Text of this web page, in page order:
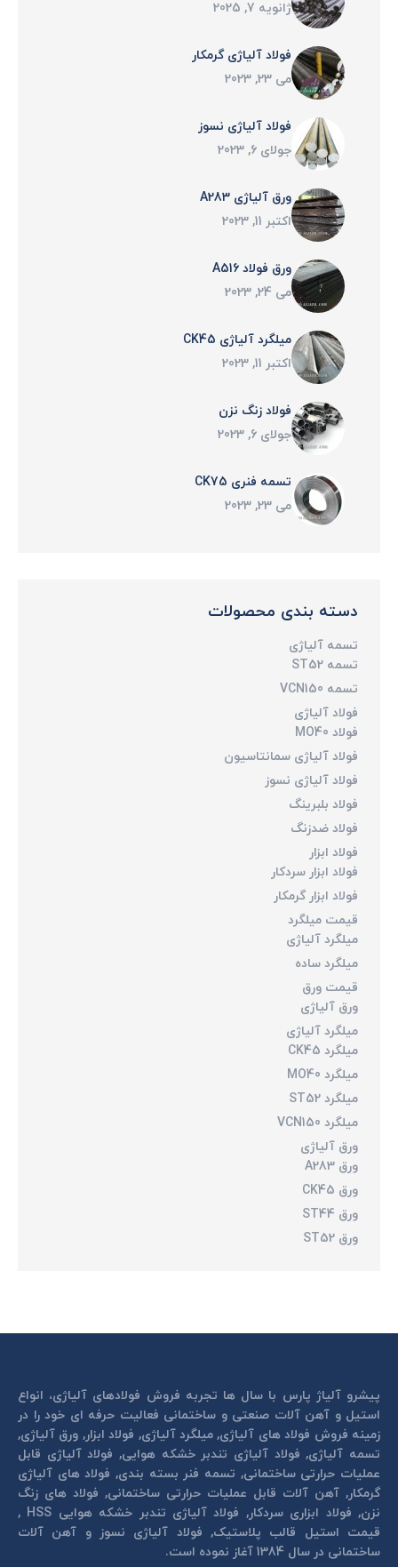
ژانویه 7, 2025
فولاد آلياژی گرمكار
می 23, 2023
فولاد آلیاژی نسوز
جولای 6, 2023
ورق آلیاژی A283
اکتبر 11, 2023
ورق فولاد A516
می 24, 2023
میلگرد آلیاژی CK45
اکتبر 11, 2023
فولاد زنگ نزن
جولای 6, 2023
تسمه فنری CK75
می 23, 2023
دسته بندی محصولات
تسمه آلیاژی
تسمه ST52
تسمه VCN150
فولاد آلیاژی
فولاد MO40
فولاد آلیاژی سمانتاسیون
فولاد آلیاژی نسوز
فولاد بلبرینگ
فولاد ضدزنگ
فولاد ابزار
فولاد ابزار سردکار
فولاد ابزار گرمکار
قیمت میلگرد
میلگرد آلیاژی
میلگرد ساده
قیمت ورق
ورق آلیاژی
میلگرد آلیاژی
میلگرد CK45
میلگرد MO40
میلگرد ST52
میلگرد VCN150
ورق آلیاژی
ورق A283
ورق CK45
ورق ST44
ورق ST52
پیشرو آلیاژ پارس با سال ها تجربه فروش فولادهای آلیاژی، انواع
استیل و آهن آلات صنعتی و ساختمانی فعالیت حرفه ای خود را در
زمینه فروش فولاد های آلیاژی, میلگرد آلیاژی, فولاد ابزار, ورق آلیاژی,
تسمه آلیاژی, فولاد آلیاژی تندبر خشكه هوايی, فولاد آلیاژی قابل
عمليات حرارتی ساختمانی, تسمه فنر بسته بندی, فولاد های آلیاژی
گرمكار, آهن آلات قابل عمليات حرارتی ساختمانی, فولاد های زنگ
نزن, فولاد ابزاری سردكار, فولاد آلیاژی تندبر خشكه هوايی HSS ,
قیمت استیل قالب پلاستيک, فولاد آلیاژی نسوز و آهن آلات
ساختمانی در سال 1384 آغاز نموده است.